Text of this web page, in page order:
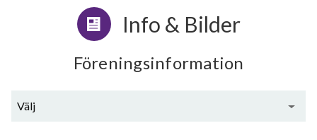
Info & Bilder
Föreningsinformation
Välj